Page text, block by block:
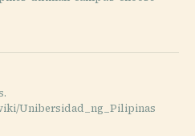
Unibersidad_ng_Pilipinas